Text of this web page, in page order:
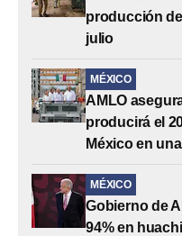
producción
julio
MÉXICO
AMLO
producirá el
México en
MÉXICO
Gobierno de
94% en